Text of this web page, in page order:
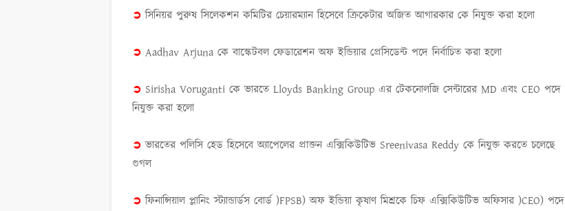
➲ সিনিয়র পুরুষ সিলেকশন কমিটির চেয়ারম্যান হিসেবে ক্রিকেটার অজিত আগারকার কে নিযুক্ত করা হলো
➲ Aadhav Arjuna কে বাস্কেটবল ফেডারেশন অফ ইন্ডিয়ার প্রেসিডেন্ট পদে নির্বাচিত করা হলো
➲ Sirisha Voruganti কে ভারতে Lloyds Banking Group এর টেকনোলজি সেন্টারের MD এবং CEO পদে
নিযুক্ত করা হলো
➲ ভারতের পলিসি হেড হিসেবে অ্যাপেলের প্রাক্তন এক্সিকিউটিভ Sreenivasa Reddy কে নিযুক্ত করতে চলেছে
গুগল
➲ ফিনান্সিয়াল প্লানিং স্ট্যান্ডার্ডস বোর্ড (FPSB)অফ ইন্ডিয়া কৃষাণ মিশ্রকে চিফ এক্সিকিউটিভ অফিসার (CEO) পদে